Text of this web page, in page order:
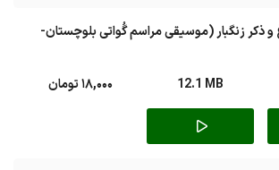
ذکر زنگبار (موسیقی مراسم گُواتی بلوچستان-
12.1 MB 18,000 تومان